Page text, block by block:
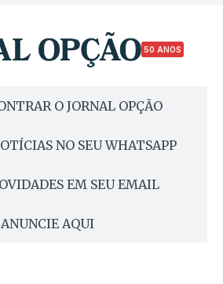
50 ANOS
O JORNAL OPÇÃO
NO SEU WHATSAPP
EM SEU EMAIL
ANUNCIE AQUI